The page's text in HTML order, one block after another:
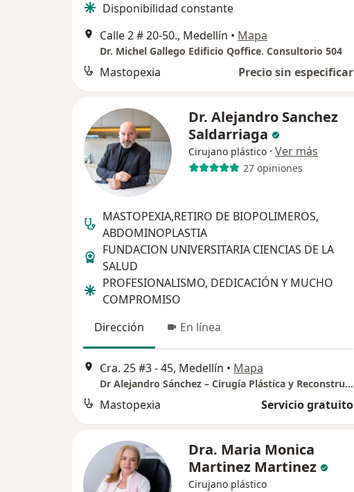
Disponibilidad constante
Calle 2 # 20-50., Medellín • Mapa
Dr. Michel Gallego Edificio Qoffice. Consultorio 504
Mastopexia Precio sin especificar
Dr. Alejandro Sanchez
Saldarriaga
Cirujano plástico · Ver más
27 opiniones
MASTOPEXIA,RETIRO DE BIOPOLIMEROS,
ABDOMINOPLASTIA
FUNDACION UNIVERSITARIA CIENCIAS DE LA
SALUD
PROFESIONALISMO, DEDICACIÓN Y MUCHO
COMPROMISO
Dirección
En línea
Cra. 25 #3 - 45, Medellín • Mapa
Dr Alejandro Sánchez – Cirugía Plástica y Reconstructiva
Mastopexia Servicio gratuito
Dra. Maria Monica
Martinez Martinez
Cirujano plástico